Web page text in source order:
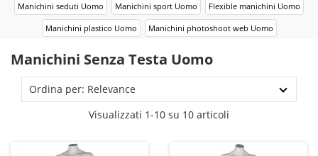
Manichini seduti Uomo Manichini sport Uomo Flexible manichini Uomo
Manichini plastico Uomo Manichini photoshoot web Uomo
Manichini Senza Testa Uomo
Ordina per: Relevance
Visualizzati 1-10 su 10 articoli